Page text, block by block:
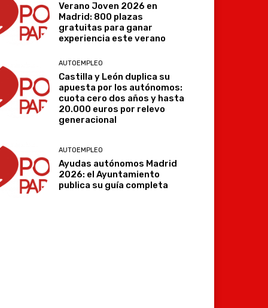
Verano Joven 2026 en
Madrid: 800 plazas
gratuitas para ganar
experiencia este verano
AUTOEMPLEO
Castilla y León duplica su
apuesta por los autónomos:
cuota cero dos años y hasta
20.000 euros por relevo
generacional
AUTOEMPLEO
Ayudas autónomos Madrid
2026: el Ayuntamiento
publica su guía completa